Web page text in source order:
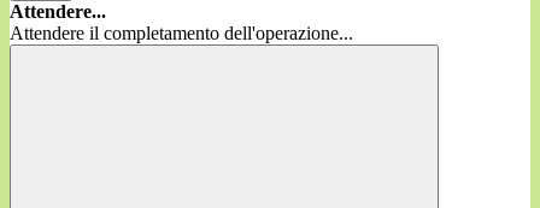
Attendere...
Attendere il completamento dell'operazione...